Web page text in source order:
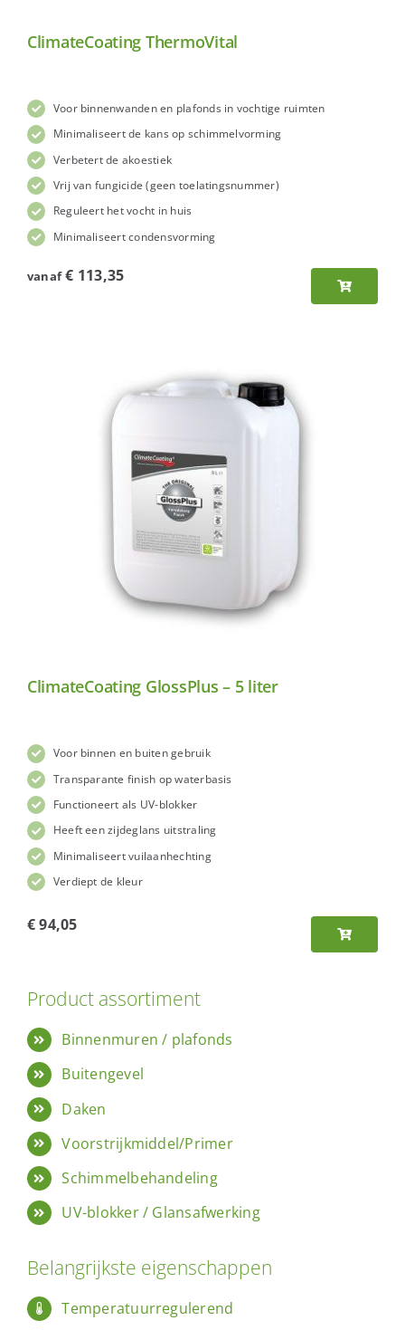
ClimateCoating ThermoVital
Voor binnenwanden en plafonds in vochtige ruimten
Minimaliseert de kans op schimmelvorming
Verbetert de akoestiek
Vrij van fungicide (geen toelatingsnummer)
Reguleert het vocht in huis
Minimaliseert condensvorming
vanaf € 113,35
ClimateCoating GlossPlus – 5 liter
Voor binnen en buiten gebruik
Transparante finish op waterbasis
Functioneert als UV-blokker
Heeft een zijdeglans uitstraling
Minimaliseert vuilaanhechting
Verdiept de kleur
€94,05
Product assortiment
Binnenmuren / plafonds
Buitengevel
Daken
Voorstrijkmiddel/Primer
Schimmelbehandeling
UV-blokker / Glansafwerking
Belangrijkste eigenschappen
Temperatuurregulerend